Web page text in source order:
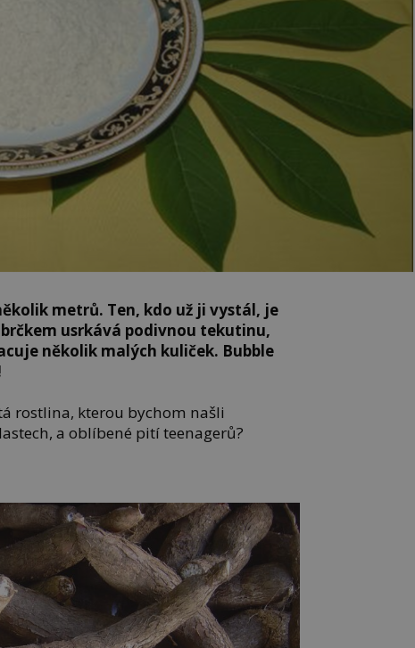
metrů. Ten, kdo už ji vystál, je
usrkává podivnou tekutinu,
několik malých kuliček. Bubble
rostlina, kterou bychom našli
a oblíbené pití teenagerů?